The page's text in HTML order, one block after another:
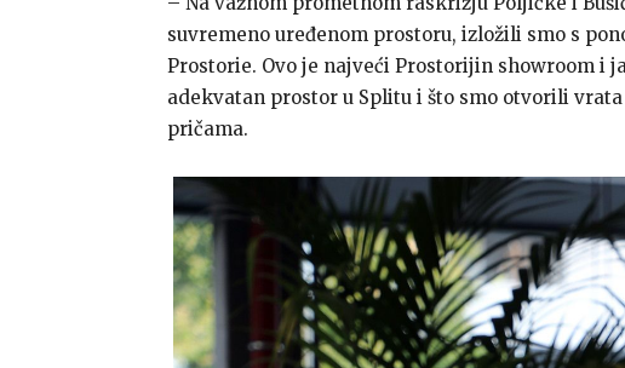
suvremeno uređenom prostoru, izložili smo s
Prostorie. Ovo je najveći Prostorijin showroom i
adekvatan prostor u Splitu i što smo otvorili
pričama.